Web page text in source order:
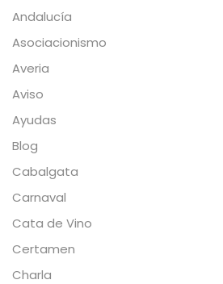
Andalucía
Asociacionismo
Averia
Aviso
Ayudas
Blog
Cabalgata
Carnaval
Cata de Vino
Certamen
Charla